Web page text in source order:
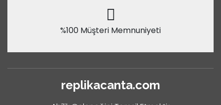
%100 Müşteri Memnuniyeti
replikacanta.com